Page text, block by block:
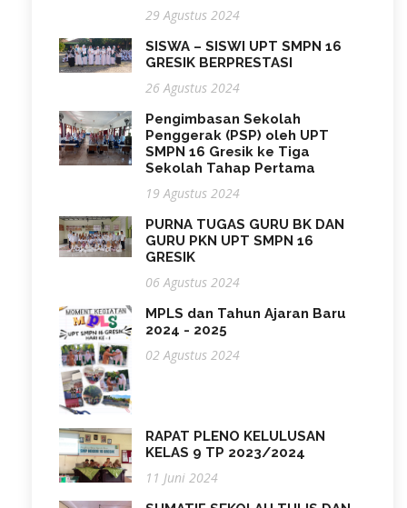
29 Agustus 2024
SISWA – SISWI UPT SMPN 16
GRESIK BERPRESTASI
26 Agustus 2024
Pengimbasan Sekolah
Penggerak (PSP) oleh UPT
SMPN 16 Gresik ke Tiga
Sekolah Tahap Pertama
19 Agustus 2024
PURNA TUGAS GURU BK DAN
GURU PKN UPT SMPN 16
GRESIK
06 Agustus 2024
MPLS dan Tahun Ajaran Baru
2024 - 2025
02 Agustus 2024
RAPAT PLENO KELULUSAN
KELAS 9 TP 2023/2024
11 Juni 2024